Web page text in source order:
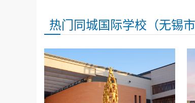
热门同城国际学校（无锡市